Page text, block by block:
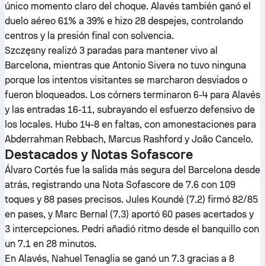
único momento claro del choque. Alavés también ganó el
duelo aéreo 61% a 39% e hizo 28 despejes, controlando
centros y la presión final con solvencia.
Szczęsny realizó 3 paradas para mantener vivo al
Barcelona, mientras que Antonio Sivera no tuvo ninguna
porque los intentos visitantes se marcharon desviados o
fueron bloqueados. Los córners terminaron 6-4 para Alavés
y las entradas 16-11, subrayando el esfuerzo defensivo de
los locales. Hubo 14-8 en faltas, con amonestaciones para
Abderrahman Rebbach, Marcus Rashford y João Cancelo.
Destacados y Notas Sofascore
Álvaro Cortés fue la salida más segura del Barcelona desde
atrás, registrando una Nota Sofascore de 7.6 con 109
toques y 88 pases precisos. Jules Koundé (7.2) firmó 82/85
en pases, y Marc Bernal (7.3) aportó 60 pases acertados y
3 intercepciones. Pedri añadió ritmo desde el banquillo con
un 7.1 en 28 minutos.
En Alavés, Nahuel Tenaglia se ganó un 7.3 gracias a 8